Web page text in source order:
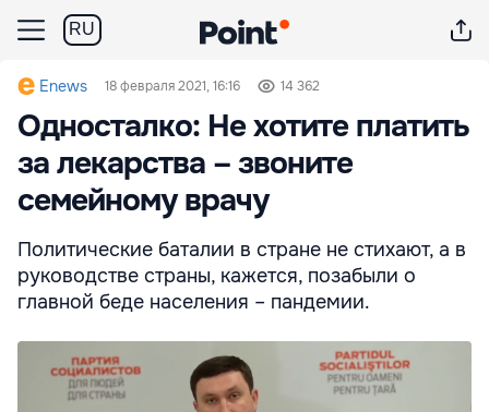
RU
Enews 18 февраля 2021, 16:16 14 362
Односталко: Не хотите платить
за лекарства – звоните
семейному врачу
Политические баталии в стране не стихают, а в
руководстве страны, кажется, позабыли о
главной беде населения – пандемии.